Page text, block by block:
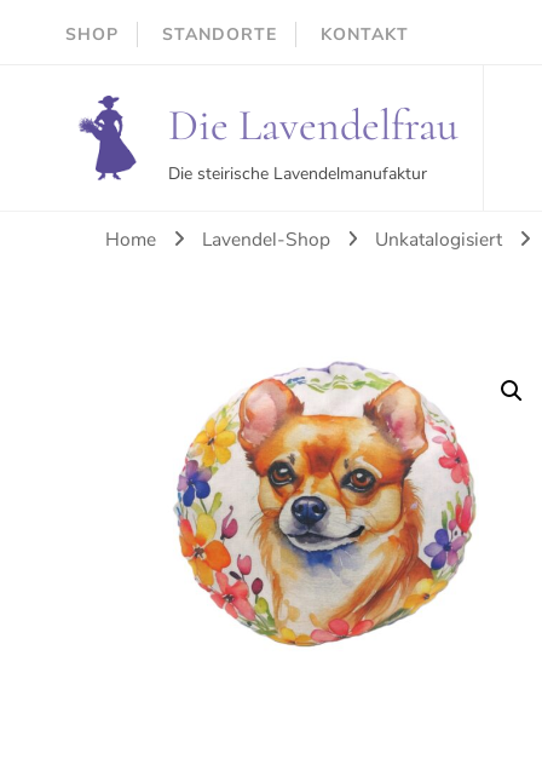
SHOP STANDORTE KONTAKT
Die Lavendelfrau
Die steirische Lavendelmanufaktur
Home Lavendel-Shop Unkatalogisiert